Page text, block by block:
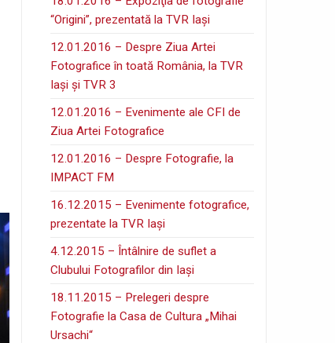
“Origini”, prezentată la TVR Iaşi
12.01.2016 – Despre Ziua Artei
Fotografice în toată România, la TVR
Iaşi şi TVR 3
12.01.2016 – Evenimente ale CFI de
Ziua Artei Fotografice
12.01.2016 – Despre Fotografie, la
IMPACT FM
16.12.2015 – Evenimente fotografice,
prezentate la TVR Iaşi
4.12.2015 – Întâlnire de suflet a
Clubului Fotografilor din Iaşi
18.11.2015 – Prelegeri despre
Fotografie la Casa de Cultura „Mihai
Ursachi“